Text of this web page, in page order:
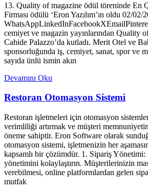
13. Quality of magazine ödül töreninde En
Firması ödülü ‘Eron Yazılım’ın oldu 02/02/
cemiyet ve magazin yayınlarından Quality
Cahide Palazzo’da kutladı. Merit Otel ve
sponsorluğunda iş, cemiyet, sanat, spor ve
sayıda ünlü ismin akın
Devamını Oku
Restoran Otomasyon Sistemi
Restoran işletmeleri için otomasyon
verimliliği artırmak ve müşteri
öneme sahiptir. Eron Software olarak
otomasyon sistemi, işletmenizin her
kapsamlı bir çözümdür. 1. Sipariş Yönetimi:
yönetimini kolaylaştırın. Müşterilerinizin
verebilmesi, online platformlardan gelen
mutfak